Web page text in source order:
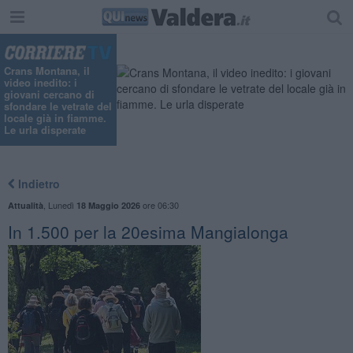
Crans Montana, il
video inedito: i
giovani cercano di
sfondare le vetrate del
locale già in fiamme.
Le urla disperate
Indietro
Attualità Lunedì 18 Maggio 2026ore 06:30
In 1.500 per la 20esima Mangialonga